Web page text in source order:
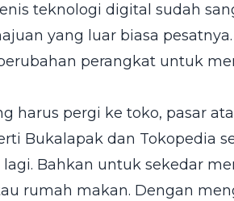
teknologi digital sudah
yang luar biasa pesatnya.
perangkat untuk
harus pergi ke toko, pasar
Bukalapak dan Tokopedia
Bahkan untuk sekedar
rumah makan. Dengan